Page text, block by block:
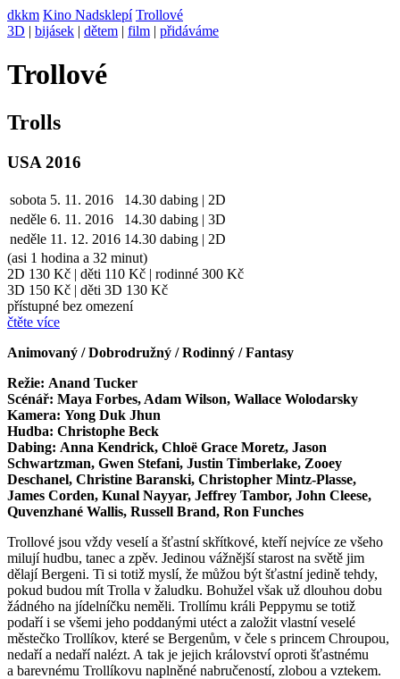
dkkm Kino Nadsklepí Trollové
3D | bijásek | dětem | film | přidáváme
Trollové
Trolls
USA 2016
sobota 5. 11. 2016 14.30 dabing | 2D
neděle 6. 11. 2016 14.30 dabing | 3D
neděle 11. 12. 2016 14.30 dabing | 2D
(asi 1 hodina a 32 minut)
2D 130 Kč | děti 110 Kč | rodinné 300 Kč
3D 150 Kč | děti 3D 130 Kč
přístupné bez omezení
čtěte více
Animovaný / Dobrodružný / Rodinný / Fantasy
Režie: Anand Tucker
Scénář: Maya Forbes, Adam Wilson, Wallace Wolodarsky
Kamera: Yong Duk Jhun
Hudba: Christophe Beck
Dabing: Anna Kendrick, Chloë Grace Moretz, Jason
Schwartzman, Gwen Stefani, Justin Timberlake, Zooey
Deschanel, Christine Baranski, Christopher Mintz-Plasse,
James Corden, Kunal Nayyar, Jeffrey Tambor, John Cleese,
Quvenzhané Wallis, Russell Brand, Ron Funches
Trollové jsou vždy veselí a šťastní skřítkové, kteří nejvíce ze všeho
milují hudbu, tanec a zpěv. Jedinou vážnější starost na světě jim
dělají Bergeni. Ti si totiž myslí, že můžou být šťastní jedině tehdy,
pokud budou mít Trolla v žaludku. Bohužel však už dlouhou dobu
žádného na jídelníčku neměli. Trollímu králi Peppymu se totiž
podaří i se všemi jeho poddanými utéct a založit vlastní veselé
městečko Trollíkov, které se Bergenům, v čele s princem Chroupou,
nedaří a nedaří nalézt. A tak je jejich království oproti šťastnému
a barevnému Trollíkovu naplněné nabručeností, zlobou a vztekem.